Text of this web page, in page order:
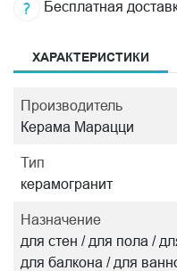
Бесплатная
ХАРАКТЕРИСТИКИ
Производитель
Керама Марацци
Тип
керамогранит
Назначение
для стен / для пола /
для балкона / для